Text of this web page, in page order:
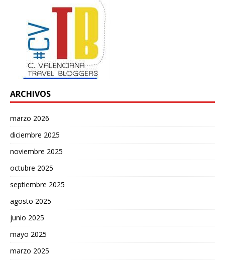
ARCHIVOS
marzo 2026
diciembre 2025
noviembre 2025
octubre 2025
septiembre 2025
agosto 2025
junio 2025
mayo 2025
marzo 2025